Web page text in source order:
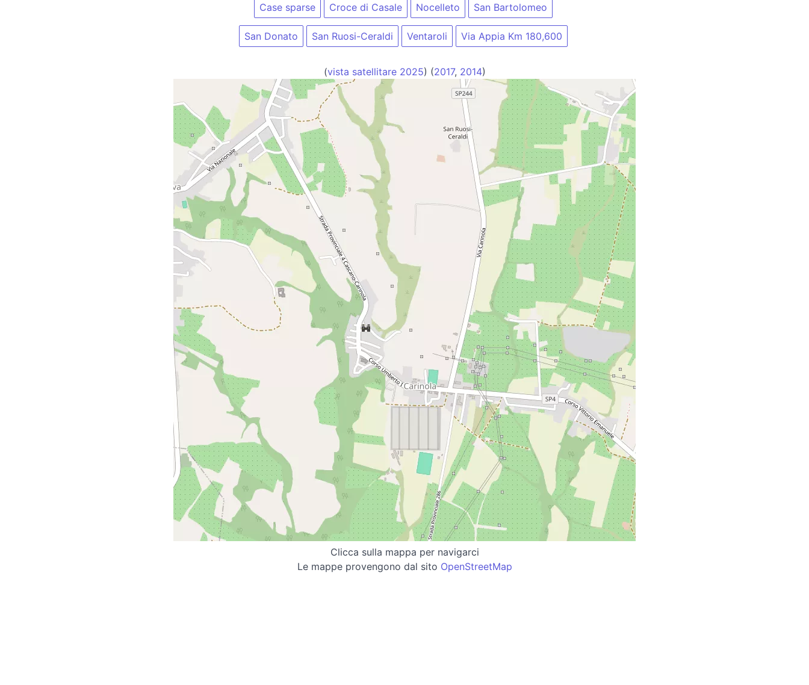
Case sparse Croce di Casale Nocelleto San Bartolomeo
San Donato San Ruosi-Ceraldi Ventaroli Via Appia Km 180,600
(vista satellitare 2025) (2017, 2014)
Clicca sulla mappa per navigarci
Le mappe provengono dal sito OpenStreetMap